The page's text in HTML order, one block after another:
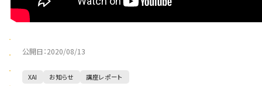
公開日：2020/08/13
XAI お知らせ 講座レポート